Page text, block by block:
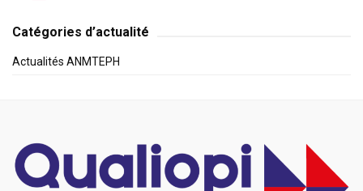
Catégories d’actualité
Actualités ANMTEPH